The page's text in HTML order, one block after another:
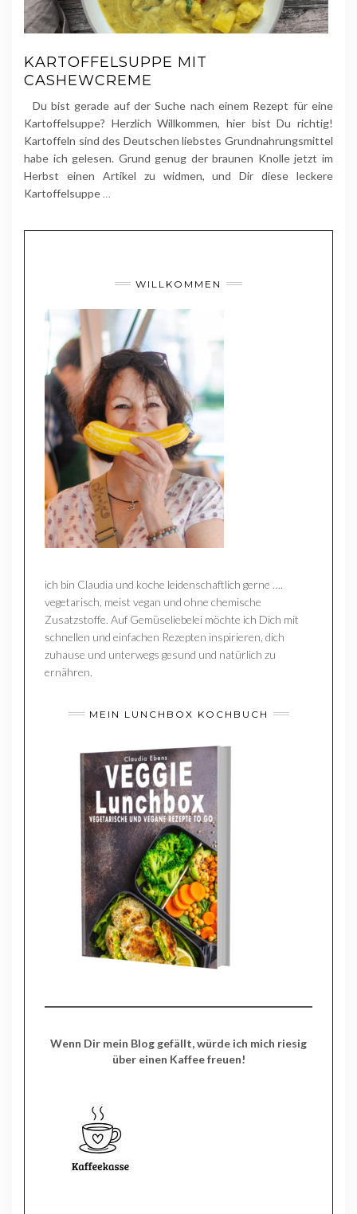
KARTOFFELSUPPE MIT
CASHEWCREME
Du bist gerade auf der Suche nach einem Rezept für eine
Kartoffelsuppe? Herzlich Willkommen, hier bist Du richtig!
Kartoffeln sind des Deutschen liebstes Grundnahrungsmittel
habe ich gelesen. Grund genug der braunen Knolle jetzt im
Herbst einen Artikel zu widmen, und Dir diese leckere
Kartoffelsuppe …
WILLKOMMEN
ich bin Claudia und koche leidenschaftlich gerne ….
vegetarisch, meist vegan und ohne chemische
Zusatzstoffe. Auf Gemüseliebelei möchte ich Dich mit
schnellen und einfachen Rezepten inspirieren, dich
zuhause und unterwegs gesund und natürlich zu
ernähren.
MEIN LUNCHBOX KOCHBUCH
Wenn Dir mein Blog gefällt, würde ich mich riesig
über einen Kaffee freuen!